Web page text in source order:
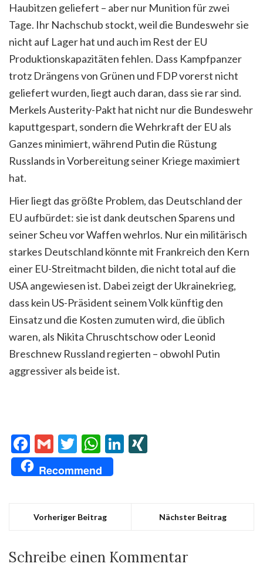
Haubitzen geliefert – aber nur Munition für zwei
Tage. Ihr Nachschub stockt, weil die Bundeswehr sie
nicht auf Lager hat und auch im Rest der EU
Produktionskapazitäten fehlen. Dass Kampfpanzer
trotz Drängens von Grünen und FDP vorerst nicht
geliefert wurden, liegt auch daran, dass sie rar sind.
Merkels Austerity-Pakt hat nicht nur die Bundeswehr
kaputtgespart, sondern die Wehrkraft der EU als
Ganzes minimiert, während Putin die Rüstung
Russlands in Vorbereitung seiner Kriege maximiert
hat.
Hier liegt das größte Problem, das Deutschland der
EU aufbürdet: sie ist dank deutschen Sparens und
seiner Scheu vor Waffen wehrlos. Nur ein militärisch
starkes Deutschland könnte mit Frankreich den Kern
einer EU-Streitmacht bilden, die nicht total auf die
USA angewiesen ist. Dabei zeigt der Ukrainekrieg,
dass kein US-Präsident seinem Volk künftig den
Einsatz und die Kosten zumuten wird, die üblich
waren, als Nikita Chruschtschow oder Leonid
Breschnew Russland regierten – obwohl Putin
aggressiver als beide ist.
Facebook
GmailTwitter
WhatsApp
LinkedIn
Recommend
Vorheriger Beitrag Nächster Beitrag
Schreibe einen Kommentar